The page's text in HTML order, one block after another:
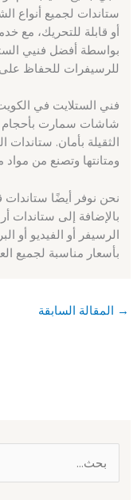
ستاندات لجميع أنواع
أو قابلة للتحريك، مع
بواسطة أفضل فنيي
للرسيفرات للحفاظ على
فني الستلايت في
شاشات سمارت بأحجام
الثقيلة بأمان. ستاندات
ومتانتها وتصنع من
نحن نوفر أيضًا ستاندات
بالإضافة إلى
الرسيفر أو الفيديو أو
بأسعار مناسبة لجميع
→ المقالة السابقة